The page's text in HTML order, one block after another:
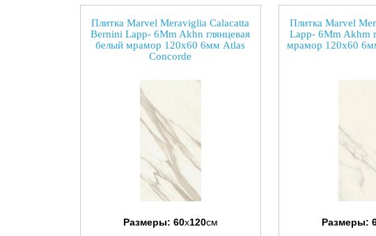
Плитка Marvel Meraviglia Calacatta
Bernini Lapp- 6Mm Akhn глянцевая
белый мрамор 120x60 6мм Atlas
Concorde
Размеры: 60x120см
Плитка Marvel
Lapp- 6Mm Akhm
мрамор 120x60
Размеры: